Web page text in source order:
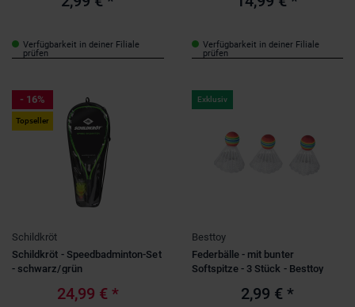
Erwachsene(1)
Kleinkinder (1)
Verfügbarkeit in deiner Filiale
prüfen
Verfügbarkeit in deiner Filiale
prüfen
- 16%
Topseller
Schildkröt
Schildkröt - Speedbadminton-Set
- schwarz/grün
24,99 € *
Exklusiv
Besttoy
Federbälle - mit bunter
Softspitze - 3 Stück - Besttoy
2,99 € *